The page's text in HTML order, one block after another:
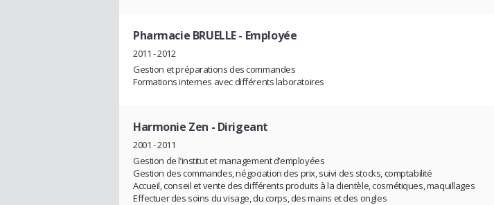
Pharmacie BRUELLE- Employée
2011 - 2012
Gestion et préparations des commandes
Formations internes avec différents laboratoires
Harmonie Zen - Dirigeant
2001 - 2011
Gestion de l’institut et management d’employées
Gestion des commandes, négociation des prix, suivi des stocks, comptabilité
Accueil, conseil et vente des différents produits à la clientèle, cosmétiques, maquillages
Effectuer des soins du visage, du corps, des mains et des ongles